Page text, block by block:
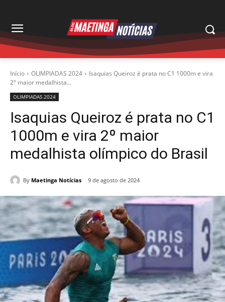
Início OLIMPIADAS 2024
Isaquias Queiroz é prata no C1 1000m e vira
2º maior medalhista...
OLIMPIADAS 2024
Isaquias Queiroz é prata no C1
1000m e vira 2º maior
medalhista olímpico do Brasil
By Maetinga Notícias 9 de agosto de 2024